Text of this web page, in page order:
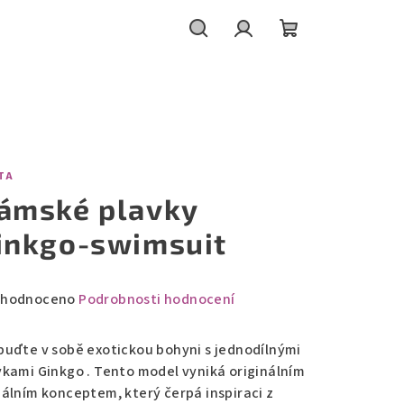
plavky
swimsuit
Podrobnosti hodnocení
v sobě exotickou bohyni s jednodílnými
Ginkgo . Tento model vyniká originálním
konceptem, který čerpá inspiraci z